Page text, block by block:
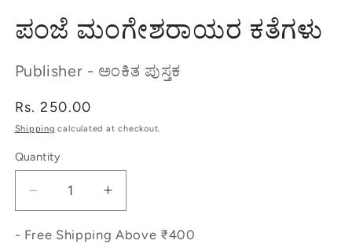
ಪಂಜೆ ಮಂಗೇಶರಾಯರ ಕತೆಗಳು
Publisher - ಅಂಕಿತ ಪುಸ್ತಕ
Regular
price
Rs. 250.00
Shipping calculated at checkout.
Quantity
Decrease
quantity
for
Increase
quantity
for
- Free Shipping Above ₹400